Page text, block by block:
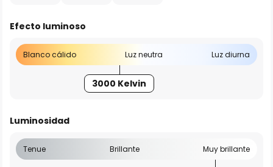
Efecto luminoso
Blanco cálido Luz neutra Luz diurna
3000 Kelvin
Luminosidad
Tenue Brillante Muy brillante